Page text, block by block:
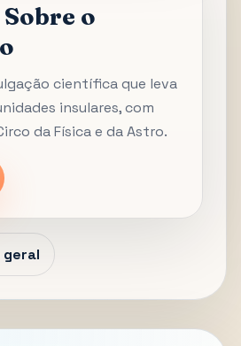
o
científica que leva
insulares, com
da Física e da Astro.
geral